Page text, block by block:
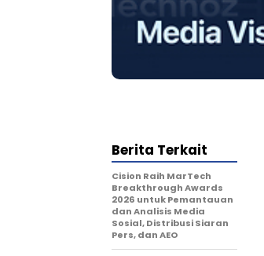
Berita Terkait
Cision Raih MarTech
Breakthrough Awards
2026 untuk Pemantauan
dan Analisis Media
Sosial, Distribusi Siaran
Pers, dan AEO